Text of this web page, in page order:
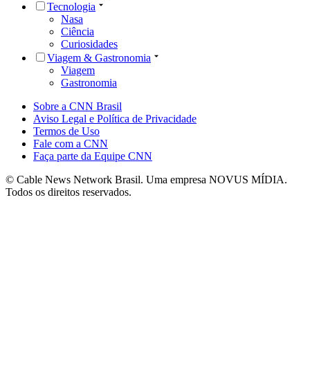
Tecnologia
Nasa
Ciência
Curiosidades
Viagem & Gastronomia
Viagem
Gastronomia
Sobre a CNN Brasil
Aviso Legal e Política de Privacidade
Termos de Uso
Fale com a CNN
Faça parte da Equipe CNN
© Cable News Network Brasil. Uma empresa NOVUS MÍDIA.
Todos os direitos reservados.